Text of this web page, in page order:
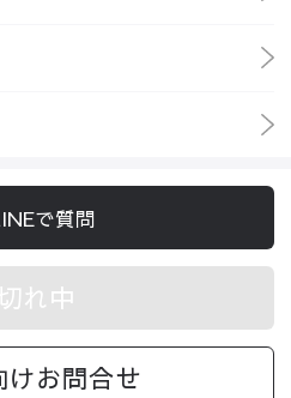
で質問
れ中
けお問合せ